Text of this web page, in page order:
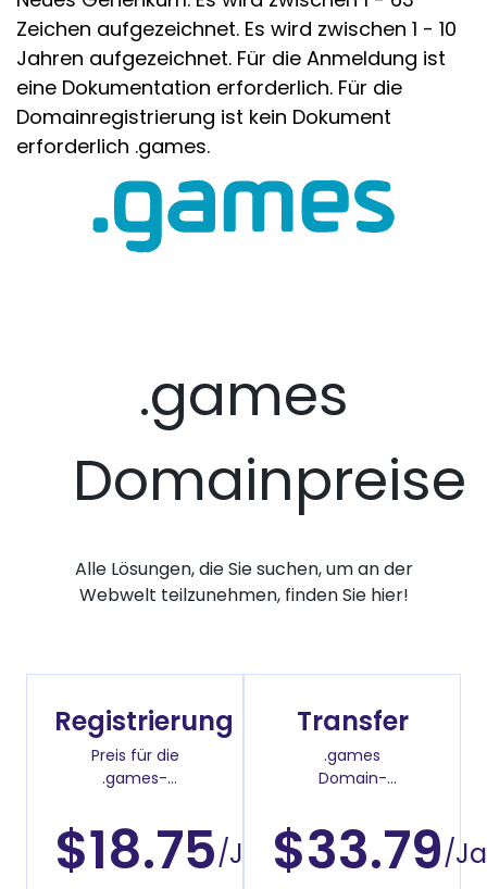
Zeichen aufgezeichnet. Es wird zwischen 1 - 10
Jahren aufgezeichnet. Für die Anmeldung ist
eine Dokumentation erforderlich. Für die
Domainregistrierung ist kein Dokument
erforderlich .games.
.games
Domainpreise
Alle Lösungen, die Sie suchen, um an der
Webwelt teilzunehmen, finden Sie hier!
Registrierung
Preis für die
.games-
$18.75/Jahr
Transfer
.games
Domain-
$33.79/